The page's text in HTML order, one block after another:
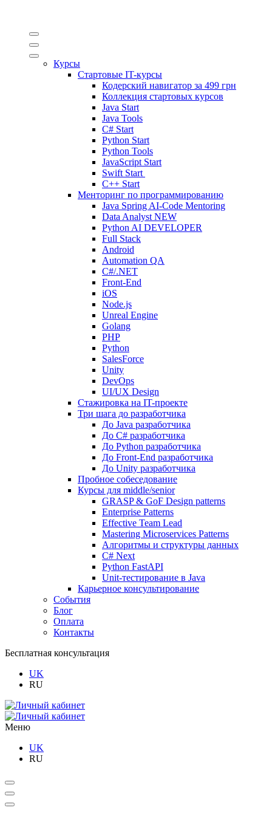
Курсы
Стартовые IT-курсы
Кодерский навигатор за 499 грн
Коллекция стартовых курсов
Java Start
Java Tools
C# Start
Python Start
Python Tools
JavaScript Start
Swift Start
C++ Start
Менторинг по программированию
Java Spring AI-Code Mentoring
Data Analyst NEW
Python AI DEVELOPER
Full Stack
Android
Automation QA
C#/.NET
Front-End
iOS
Node.js
Unreal Engine
Golang
PHP
Python
SalesForce
Unity
DevOps
UI/UX Design
Стажировка на IT-проекте
Три шага до разработчика
До Java разработчика
До C# разработчика
До Python разработчика
До Front-End разработчика
До Unity разработчика
Пробное собеседование
Курсы для middle/senior
GRASP & GoF Design patterns
Enterprise Patterns
Effective Team Lead
Mastering Microservices Patterns
Алгоритмы и структуры данных
C# Next
Python FastAPI
Unit-тестирование в Java
Карьерное консультирование
События
Блог
Оплата
Контакты
Бесплатная консультация
UK
RU
Меню
UK
RU